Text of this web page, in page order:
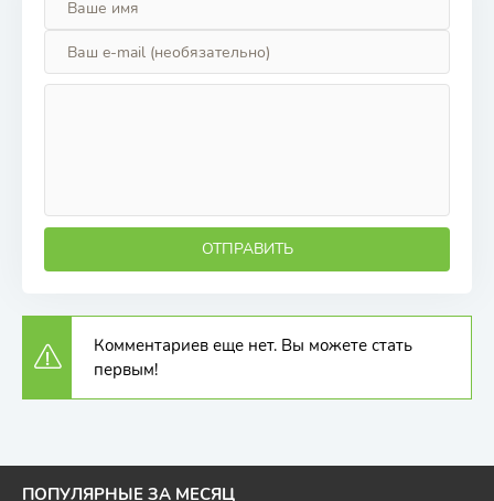
ОТПРАВИТЬ
Комментариев еще нет. Вы можете стать
первым!
ПОПУЛЯРНЫЕ ЗА МЕСЯЦ